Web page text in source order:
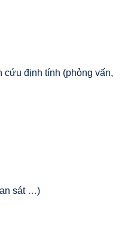
cứu định tính (phỏng vấn,
sát …)